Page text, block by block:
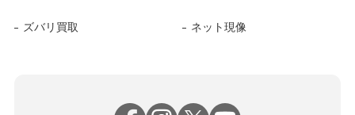
ズバリ買取 ネット現像